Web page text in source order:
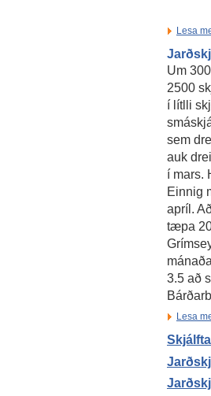
Lesa
Um
2500
í lítlli
sem
auk
í mars.
Einnig
apríl.
tæpa
3.5 að
Lesa